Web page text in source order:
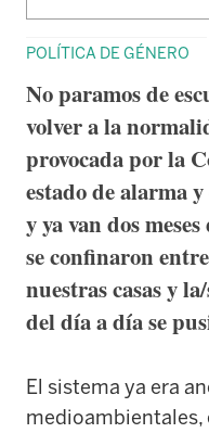
POLÍTICA DE GÉNERO
No paramos de
volver a la
provocada por la
estado de alarma
y ya van dos
se confinaron
nuestras casas y
del día a día se
El sistema ya era
medioambientales,